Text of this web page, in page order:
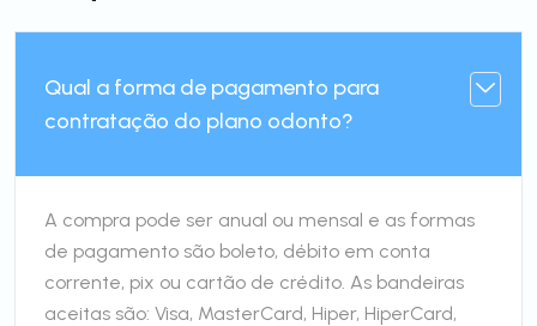
Qual a forma de pagamento para
contratação do plano odonto?
A compra pode ser anual ou mensal e as formas
de pagamento são boleto, débito em conta
corrente, pix ou cartão de crédito. As bandeiras
aceitas são: Visa, MasterCard, Hiper, HiperCard,